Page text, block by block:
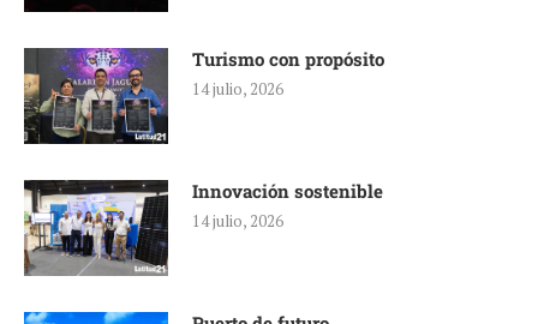
Turismo con propósito
14 julio, 2026
Innovación sostenible
14 julio, 2026